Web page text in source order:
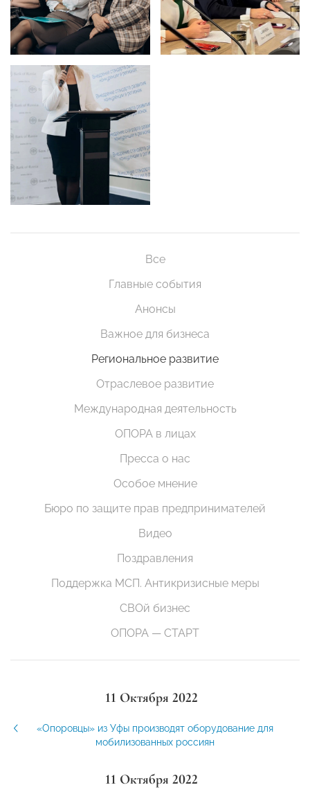
Все
Главные события
Анонсы
Важное для бизнеса
Региональное развитие
Отраслевое развитие
Международная деятельность
ОПОРА в лицах
Пресса о нас
Особое мнение
Бюро по защите прав предпринимателей
Видео
Поздравления
Поддержка МСП. Антикризисные меры
СВОй бизнес
ОПОРА — СТАРТ
11 Октября 2022
«Опоровцы» из Уфы производят оборудование для
мобилизованных россиян
11 Октября 2022